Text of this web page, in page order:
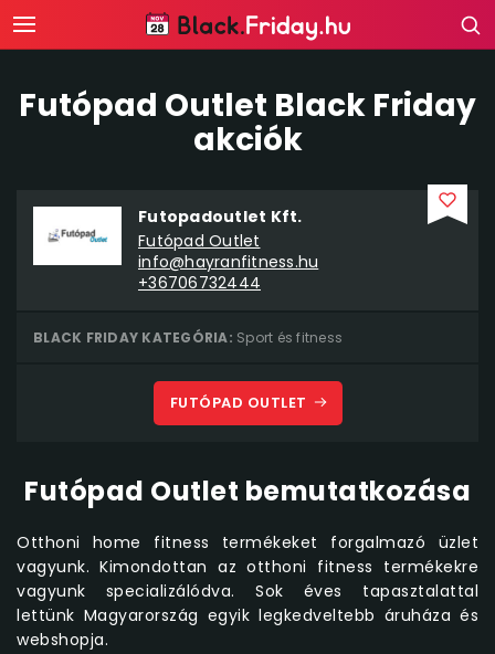
Futópad Outlet Black Friday
akciók
Futopadoutlet Kft.
Futópad Outlet
info@hayranfitness.hu
+36706732444
BLACK FRIDAY KATEGÓRIA: Sport és fitness
FUTÓPAD OUTLET
Futópad Outlet bemutatkozása
Otthoni home fitness termékeket forgalmazó üzlet
vagyunk. Kimondottan az otthoni fitness termékekre
vagyunk specializálódva. Sok éves tapasztalattal
lettünk Magyarország egyik legkedveltebb áruháza és
webshopja.